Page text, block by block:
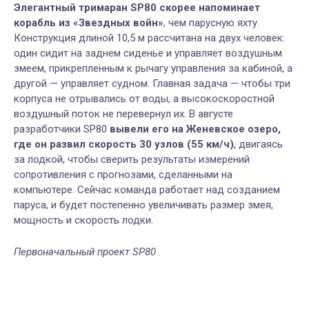
Элегантный тримаран SP80 скорее напоминает
корабль из «Звездных войн», чем парусную яхту.
Конструкция длиной 10,5 м рассчитана на двух человек:
один сидит на заднем сиденье и управляет воздушным
змеем, прикрепленным к рычагу управления за кабиной, а
другой — управляет судном. Главная задача — чтобы три
корпуса не отрывались от воды, а высокоскоростной
воздушный поток не перевернул их. В августе
разработчики SP80 вывели его на Женевское озеро,
где он развил скорость 30 узлов (55 км/ч), двигаясь
за лодкой, чтобы сверить результаты измерений
сопротивления с прогнозами, сделанными на
компьютере. Сейчас команда работает над созданием
паруса, и будет постепенно увеличивать размер змея,
мощность и скорость лодки.
Первоначальный проект SP80